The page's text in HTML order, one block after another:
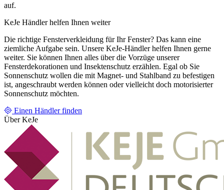
auf.
KeJe Händler helfen Ihnen weiter
Die richtige Fensterverkleidung für Ihr Fenster? Das kann eine
ziemliche Aufgabe sein. Unsere KeJe-Händler helfen Ihnen gerne
weiter. Sie können Ihnen alles über die Vorzüge unserer
Fensterdekorationen und Insektenschutz erzählen. Egal ob Sie
Sonnenschutz wollen die mit Magnet- und Stahlband zu befestigen
ist, angeschraubt werden können oder vielleicht doch motorisierter
Sonnenschutz möchten.
Einen Händler finden
Über KeJe